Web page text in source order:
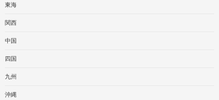
東海
関西
中国
四国
九州
沖縄